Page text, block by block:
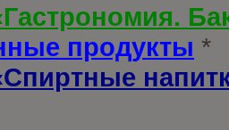
продукты *